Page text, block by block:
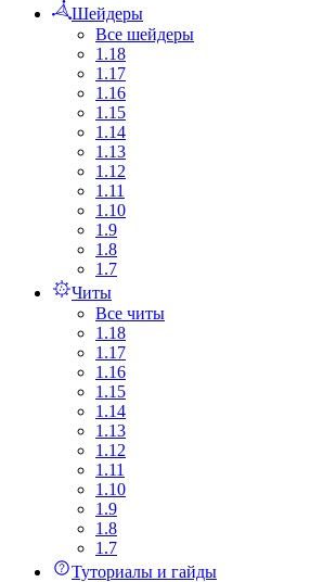
Шейдеры
Все шейдеры
1.18
1.17
1.16
1.15
1.14
1.13
1.12
1.11
1.10
1.9
1.8
1.7
Читы
Все читы
1.18
1.17
1.16
1.15
1.14
1.13
1.12
1.11
1.10
1.9
1.8
1.7
Туториалы и гайды